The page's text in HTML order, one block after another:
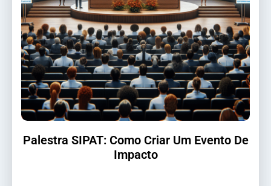
Palestra SIPAT: Como Criar Um Evento De
Impacto